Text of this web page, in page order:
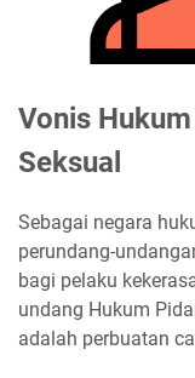
Vonis
Seksual
Sebagai negara
perundang-
bagi pelaku
undang Hukum
adalah perbuatan